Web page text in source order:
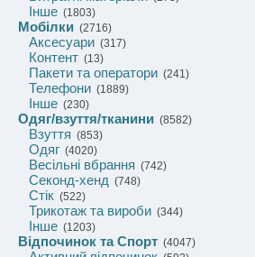
Інше (1803)
Мобілки (2716)
Аксесуари (317)
Контент (13)
Пакети та оператори (241)
Телефони (1889)
Інше (230)
Одяг/взуття/тканини (8582)
Взуття (853)
Одяг (4020)
Весільні вбрання (742)
Секонд-хенд (748)
Стік (522)
Трикотаж та вироби (344)
Інше (1203)
Відпочинок та Спорт (4047)